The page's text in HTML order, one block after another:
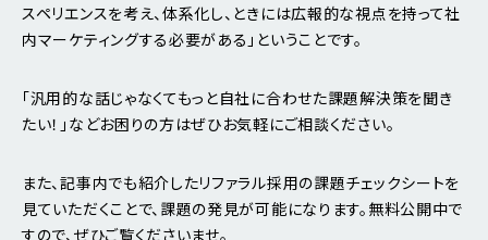
スペリエンスを考え、体系化し、ときには広報的な視点を持って社
内マーケティングする必要がある」ということです。
「汎用的な話じゃなくてもっと自社に合わせた課題解決策を聞き
たい！」などお困りの方はぜひお気軽にご相談ください。
また、記事内でも紹介したリファラル採用の課題チェックシートを
見ていただくことで、課題の発見が可能になります。無料公開中で
すので、ぜひご覧くださいませ。